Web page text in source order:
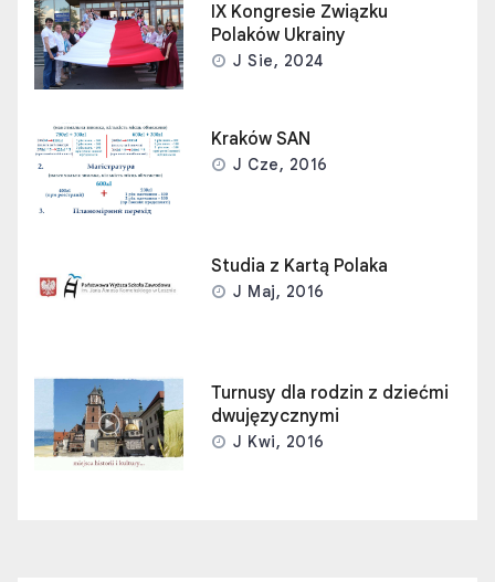
IX Kongresie Związku
Polaków Ukrainy
J Sie, 2024
Kraków SAN
J Cze, 2016
Studia z Kartą Polaka
J Maj, 2016
Turnusy dla rodzin z dziećmi
dwujęzycznymi
J Kwi, 2016